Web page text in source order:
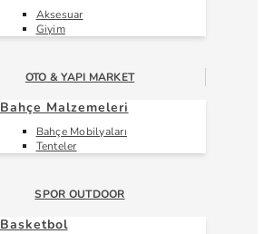
Aksesuar
Giyim
OTO & YAPI MARKET
Bahçe Malzemeleri
Bahçe Mobilyaları
Tenteler
SPOR OUTDOOR
Basketbol